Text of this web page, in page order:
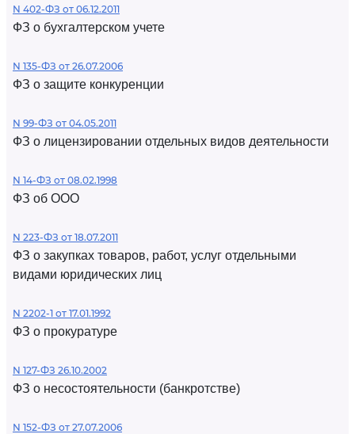
N 402-ФЗ от 06.12.2011
ФЗ о бухгалтерском учете
N 135-ФЗ от 26.07.2006
ФЗ о защите конкуренции
N 99-ФЗ от 04.05.2011
ФЗ о лицензировании отдельных видов деятельности
N 14-ФЗ от 08.02.1998
ФЗ об ООО
N 223-ФЗ от 18.07.2011
ФЗ о закупках товаров, работ, услуг отдельными
видами юридических лиц
N 2202-1 от 17.01.1992
ФЗ о прокуратуре
N 127-ФЗ 26.10.2002
ФЗ о несостоятельности (банкротстве)
N 152-ФЗ от 27.07.2006